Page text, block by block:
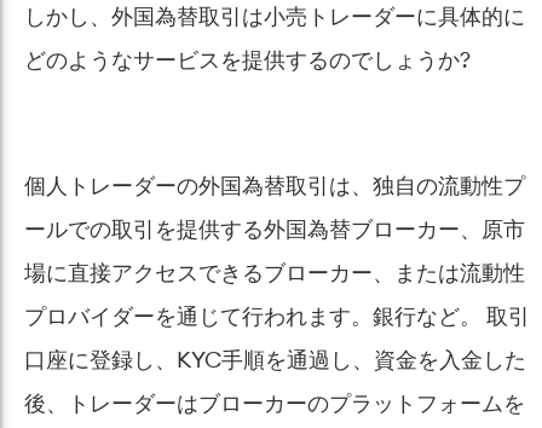
しかし、外国為替取引は小売トレーダーに具体的に
どのようなサービスを提供するのでしょうか?
個人トレーダーの外国為替取引は、独自の流動性プ
ールでの取引を提供する外国為替ブローカー、原市
場に直接アクセスできるブローカー、または流動性
プロバイダーを通じて行われます。銀行など。 取引
口座に登録し、KYC手順を通過し、資金を入金した
後、トレーダーはブローカーのプラットフォームを